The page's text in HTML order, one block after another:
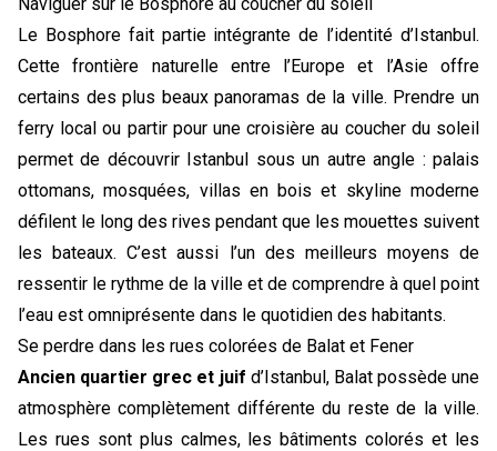
Le Bosphore fait partie intégrante de l’identité d’Istanbul.
Cette frontière naturelle entre l’Europe et l’Asie offre
certains des plus beaux panoramas de la ville. Prendre un
ferry local ou partir pour une croisière au coucher du soleil
permet de découvrir Istanbul sous un autre angle : palais
ottomans, mosquées, villas en bois et skyline moderne
défilent le long des rives pendant que les mouettes suivent
les bateaux. C’est aussi l’un des meilleurs moyens de
ressentir le rythme de la ville et de comprendre à quel point
l’eau est omniprésente dans le quotidien des habitants.
Se perdre dans les rues colorées de Balat et Fener
Ancien quartier grec et juif d’Istanbul, Balat possède une
atmosphère complètement différente du reste de la ville.
Les rues sont plus calmes, les bâtiments colorés et les